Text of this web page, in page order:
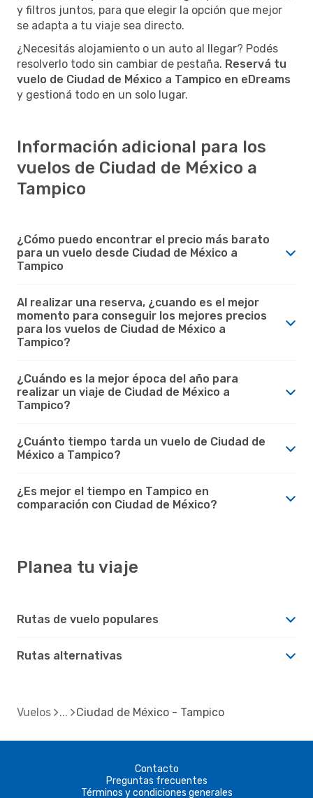
y filtros juntos, para que elegir la opción que mejor
se adapta a tu viaje sea directo.
¿Necesitás alojamiento o un auto al llegar? Podés
resolverlo todo sin cambiar de pestaña. Reservá tu
vuelo de Ciudad de México a Tampico en eDreams
y gestioná todo en un solo lugar.
Información adicional para los
vuelos de Ciudad de México a
Tampico
¿Cómo puedo encontrar el precio más barato
para un vuelo desde Ciudad de México a
Tampico
Al realizar una reserva, ¿cuando es el mejor
momento para conseguir los mejores precios
para los vuelos de Ciudad de México a
Tampico?
¿Cuándo es la mejor época del año para
realizar un viaje de Ciudad de México a
Tampico?
¿Cuánto tiempo tarda un vuelo de Ciudad de
México a Tampico?
¿Es mejor el tiempo en Tampico en
comparación con Ciudad de México?
Planea tu viaje
Rutas de vuelo populares
Rutas alternativas
Vuelos Ciudad de México - Tampico
Contacto
Preguntas frecuentes
Términos y condiciones generales